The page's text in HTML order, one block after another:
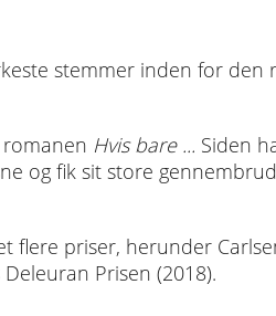
stemmer inden for den
Hvis bare ... Siden
og fik sit store
flere priser, herunder
Prisen (2018).